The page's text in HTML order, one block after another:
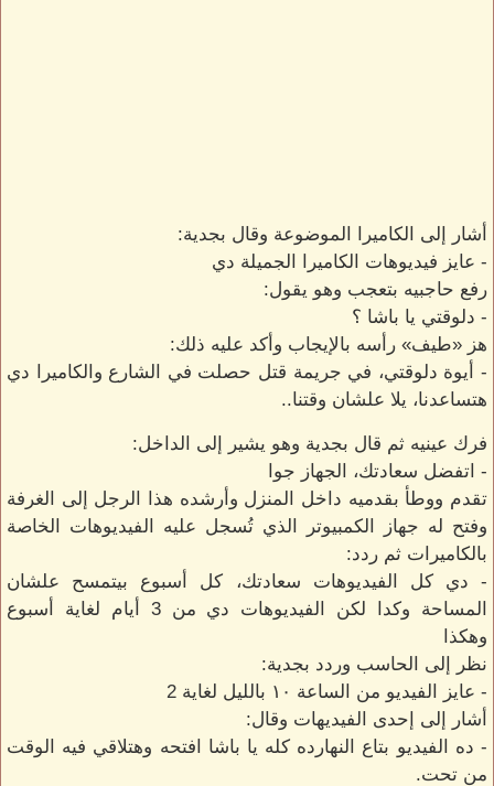
أشار إلى الكاميرا الموضوعة وقال بجدية:
- عايز فيديوهات الكاميرا الجميلة دي
رفع حاجبيه بتعجب وهو يقول:
- دلوقتي يا باشا ؟
هز «طيف» رأسه بالإيجاب وأكد عليه ذلك:
- أيوة دلوقتي، في جريمة قتل حصلت في الشارع والكاميرا دي
هتساعدنا، يلا علشان وقتنا..
فرك عينيه ثم قال بجدية وهو يشير إلى الداخل:
- اتفضل سعادتك، الجهاز جوا
تقدم ووطأ بقدميه داخل المنزل وأرشده هذا الرجل إلى الغرفة
وفتح له جهاز الكمبيوتر الذي تُسجل عليه الفيديوهات الخاصة
بالكاميرات ثم ردد:
- دي كل الفيديوهات سعادتك، كل أسبوع بيتمسح علشان
المساحة وكدا لكن الفيديوهات دي من 3 أيام لغاية أسبوع
وهكذا
نظر إلى الحاسب وردد بجدية:
- عايز الفيديو من الساعة ١٠ بالليل لغاية 2
أشار إلى إحدى الفيديهات وقال:
- ده الفيديو بتاع النهارده كله يا باشا افتحه وهتلاقي فيه الوقت
من تحت.